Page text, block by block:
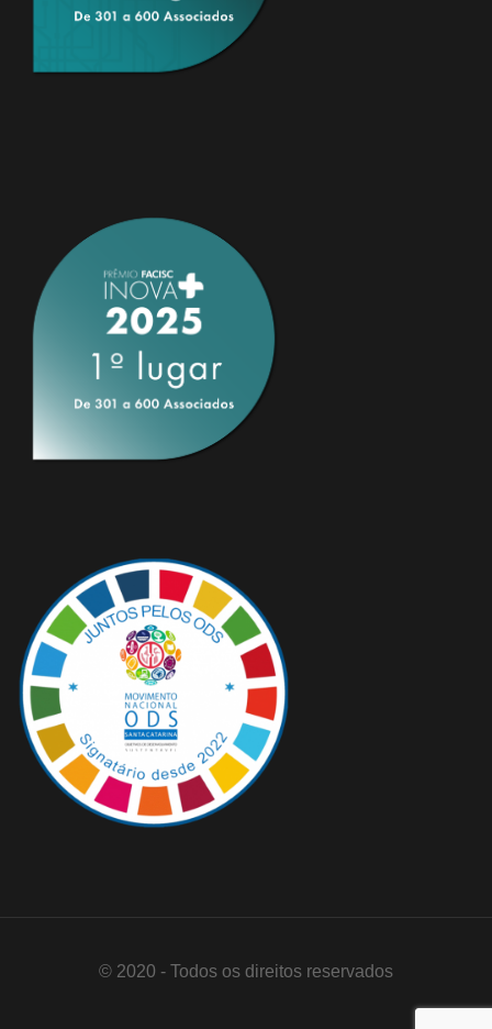
© 2020 - Todos os direitos reservados